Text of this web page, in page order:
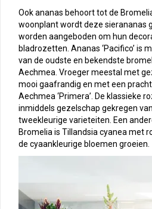
Ook ananas behoort tot de
woonplant wordt deze sierananas
worden aangeboden om hun
bladrozetten. Ananas ‘Pacifico’ is
van de oudste en bekendste
Aechmea. Vroeger meestal met
mooi gaafrandig en met een
Aechmea ‘Primera’. De klassieke
inmiddels gezelschap gekregen
tweekleurige varieteiten. Een
Bromelia is Tillandsia cyanea met
de cyaankleurige bloemen groeien.